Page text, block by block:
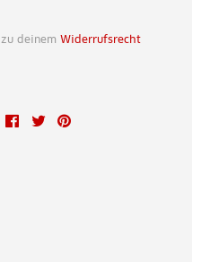
deinemWiderrufsrecht